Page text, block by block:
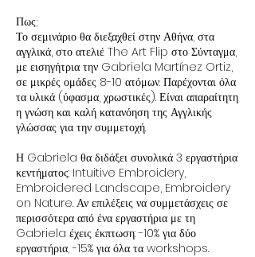
Πως;
Το σεμινάριο θα διεξαχθεί στην Αθήνα, στα
αγγλικά, στο ατελιέ The Art Flip στο Σύνταγμα,
με εισηγήτρια την Gabriela Martínez Ortiz,
σε μικρές ομάδες 8-10 ατόμων. Παρέχονται όλα
τα υλικά (ύφασμα, χρωστικές). Είναι απαραίτητη
η γνώση και καλή κατανόηση της Αγγλικής
γλώσσας για την συμμετοχή.
Η Gabriela θα διδάξει συνολικά 3 εργαστήρια
κεντήματος: Intuitive Embroidery,
Embroidered Landscape, Embroidery
on Nature. Αν επιλέξεις να συμμετάσχεις σε
περισσότερα από ένα εργαστήρια με τη
Gabriela έχεις έκπτωση: -10% για δύο
εργαστήρια, -15% για όλα τα workshops.